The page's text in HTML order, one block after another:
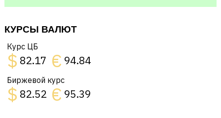
КУРСЫ ВАЛЮТ
Курс ЦБ
$ 82.17 € 94.84
Биржевой курс
$ 82.52 € 95.39